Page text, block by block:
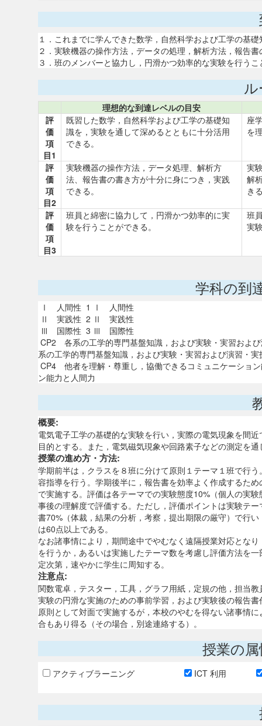
１．これまでに学んできた数学，自然科学および工学の基
２．実験機器の操作方法，データの処理，解析方法，報告
３．班のメンバーと協力し，円滑かつ効率的な実験を行う
理想的な到達レベルの目安
評
価
項
目1
既習した数学，自然科学および工学の基礎知
識を，実験を通して深めるとともに十分活用
できる。
座
を
評
価
項
目2
実験機器の操作方法，データ処理、解析方
法、報告書の書き方が十分に身につき，実践
できる。
実
解
き
評
価
項
目3
班員と綿密に協力して，円滑かつ効率的に実
験を行うことができる。
班
実
学科の到
Ⅰ 人間性 1 Ⅰ 人間性
Ⅱ 実践性 2 Ⅱ 実践性
Ⅲ 国際性 3 Ⅲ 国際性
CP2 各系の工学的専門基盤知識，および実験・実習およ
系の工学的専門基盤知識，および実験・実習および演習・
CP4 他者を理解・尊重し，協働できるコミュニケーショ
ン能力と人間力
概要:
電気電子工学の基礎的な実験を行い，実際の電気現象を間
目的とする。また，電気磁気現象や回路素子などの測定を
授業の進め方・方法:
学期前半は，クラスを８班に分けて原則１テーマ１班で行
容指導を行う。学期後半に，報告書を効率よく作成するた
で実施する。評価は各テーマでの実験態度10%（個人の実
事後の理解度で評価する。ただし，評価ポイントは実験テ
書70%（体裁，結果の分析，考察，提出期限の厳守）で行
は60点以上である。
なお諸事情により，期間途中でやむなく遠隔授業対応とな
を行うか，あるいは実施したテーマ数を考慮し評価方法を
定次第，速やかに学生に周知する。
注意点:
関数電卓，テスター，工具，グラフ用紙，定規の他，担当
実験の円滑な実施のための事前学習，および実験後の報告
原則として対面で実施するが，本校のやむを得ない諸事情
合もあり得る（その場合，別途連絡する）。
授業の
アクティブラーニング ICT 利用